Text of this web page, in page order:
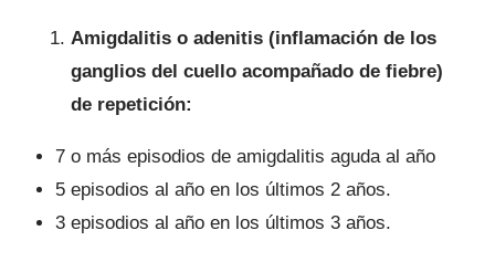
Amigdalitis o adenitis (inflamación de los
ganglios del cuello acompañado de fiebre)
de repetición:
7 o más episodios de amigdalitis aguda al año
5 episodios al año en los últimos 2 años.
3 episodios al año en los últimos 3 años.